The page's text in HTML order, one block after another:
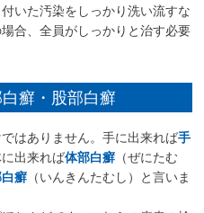
いた汚染をしっかり洗い流すな
合、全員がしっかりと治す必要
癬・股部白癬
はありません。手に出来れば手
に出来れば体部白癬 （ぜにたむ
癬 （いんきんたむし）と言いま